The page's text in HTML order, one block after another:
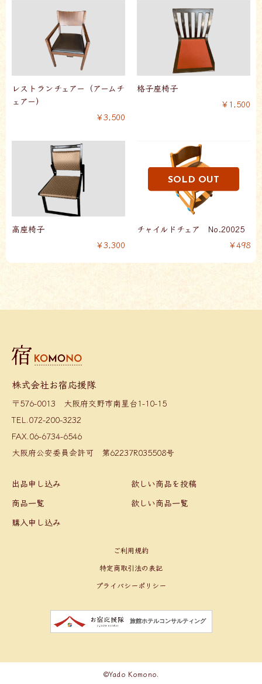
レストランチェアー（アームチ
ェアー）
￥3,500
格子座椅子
￥1,500
高座椅子
￥3,300
チャイルドチェア No.20025
￥498
株式会社お宿応援隊
〒576-0013 大阪府交野市南星台1-10-15
TEL.072-200-3232
FAX.06-6734-6546
大阪府公安委員会許可 第62237R035508号
出品申し込み
商品一覧
購入申し込み
欲しい商品を投稿
欲しい商品一覧
ご利用規約
特定商取引法の表記
プライバシーポリシー
旅館ホテルコンサルティング
©Yado Komono.